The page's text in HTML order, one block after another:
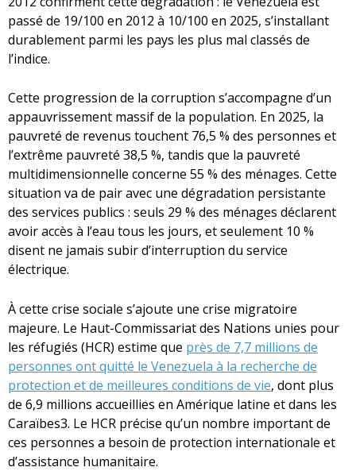
passé de 19/100 en 2012 à 10/100 en 2025, s’installant
durablement parmi les pays les plus mal classés de
l’indice.
Cette progression de la corruption s’accompagne d’un
appauvrissement massif de la population. En 2025, la
pauvreté de revenus touchent 76,5 % des personnes et
l’extrême pauvreté 38,5 %, tandis que la pauvreté
multidimensionnelle concerne 55 % des ménages. Cette
situation va de pair avec une dégradation persistante
des services publics : seuls 29 % des ménages déclarent
avoir accès à l’eau tous les jours, et seulement 10 %
disent ne jamais subir d’interruption du service
électrique.
À cette crise sociale s’ajoute une crise migratoire
majeure. Le Haut-Commissariat des Nations unies pour
les réfugiés (HCR) estime que près de 7,7 millions de
personnes ont quitté le Venezuela à la recherche de
protection et de meilleures conditions de vie, dont plus
de 6,9 millions accueillies en Amérique latine et dans les
Caraïbes3. Le HCR précise qu’un nombre important de
ces personnes a besoin de protection internationale et
d’assistance humanitaire.